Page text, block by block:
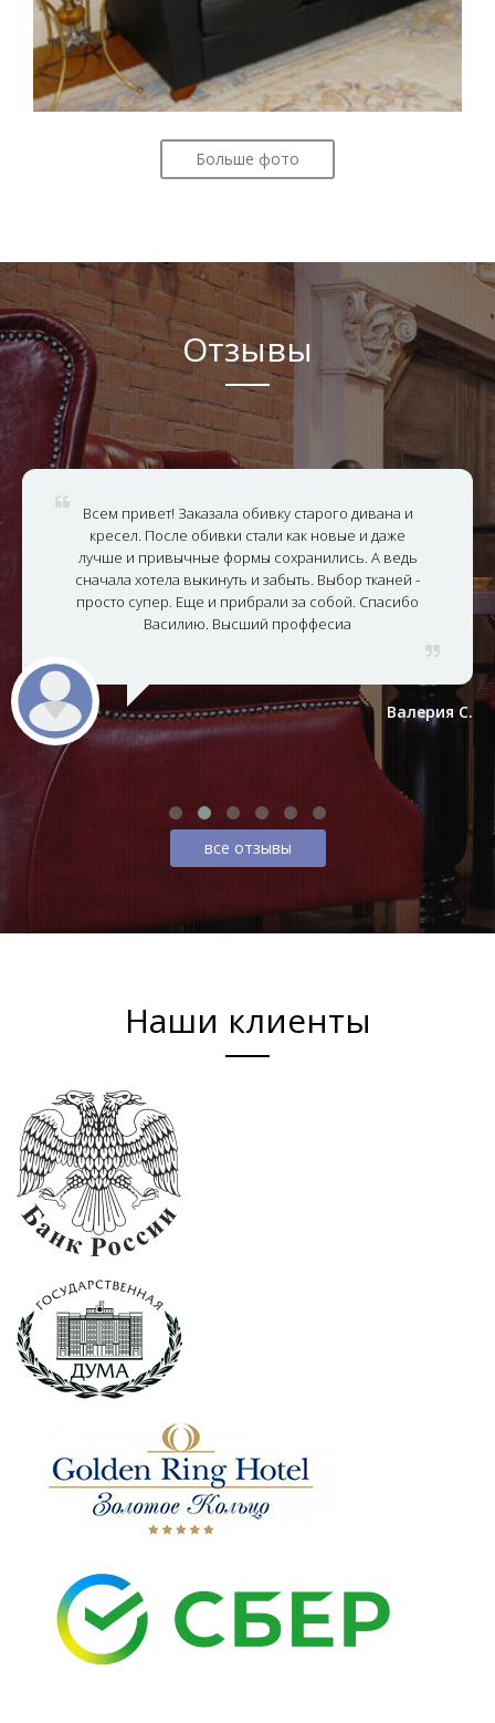
Больше фото
Отзывы
Всем привет! Заказала обивку старого дивана и
кресел. После обивки стали как новые и даже
лучше и привычные формы сохранились. А ведь
сначала хотела выкинуть и забыть. Выбор тканей -
просто супер. Еще и прибрали за собой. Спасибо
Василию. Высший проффесиа
Валерия С.
все отзывы
Наши клиенты